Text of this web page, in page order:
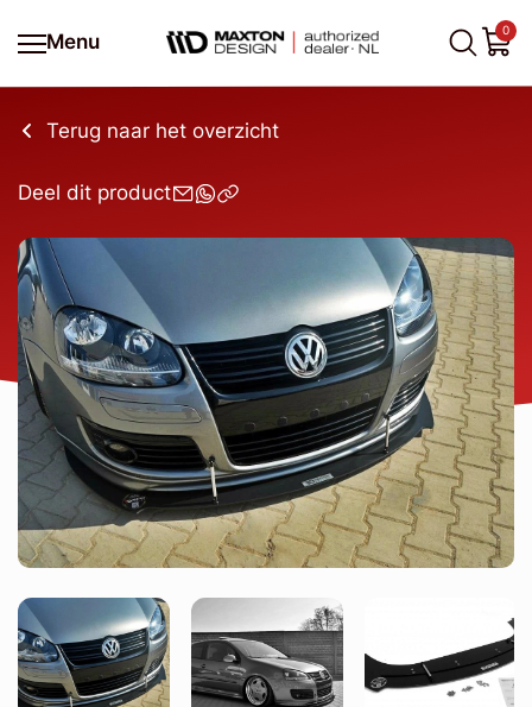
Menu
0
Terug naar het overzicht
Deel dit product